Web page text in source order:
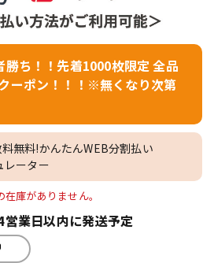
勝ち！！先着1000枚限定 全品
ーポン！！！※無くなり次第
無料!かんたんWEB分割払い
レーター
在庫がありません。
業日以内に発送予定